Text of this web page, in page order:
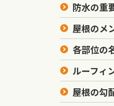
防水の重
屋根のメ
各部位の
ルーフィ
屋根の勾